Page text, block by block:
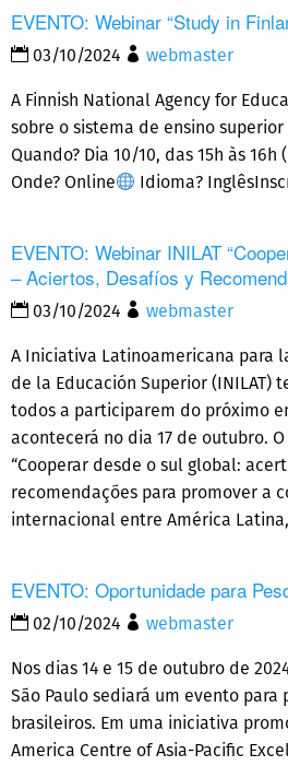
EVENTO: Webinar “Study in
03/10/2024 webmaster
A Finnish National Agency for
sobre o sistema de ensino
Quando? Dia 10/10, das 15h às
Onde? Online
Idioma?
EVENTO: Webinar INILAT
– Aciertos, Desafíos y
03/10/2024 webmaster
A Iniciativa Latinoamericana para
de la Educación Superior (INILAT)
todos a participarem do próximo
acontecerá no dia 17 de outubro.
“Cooperar desde o sul global:
recomendações para promover a
internacional entre América
EVENTO: Oportunidade para
02/10/2024 webmaster
Nos dias 14 e 15 de outubro de
São Paulo sediará um evento para
brasileiros. Em uma iniciativa
America Centre of Asia-Pacific